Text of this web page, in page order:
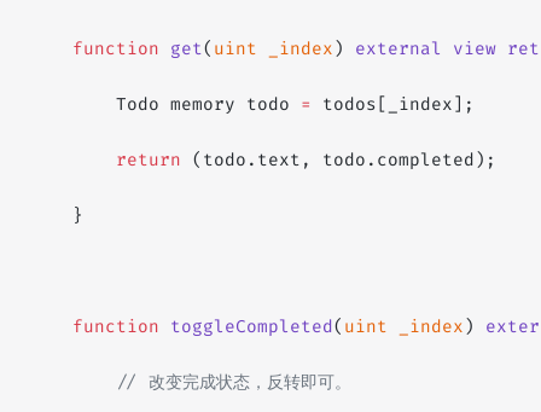
function get( uint _index ) external view
Todo memory todo = todos[_index];
return (todo.text, todo.completed);
}
function toggleCompleted( uint _index )
// 改变完成状态，反转即可。